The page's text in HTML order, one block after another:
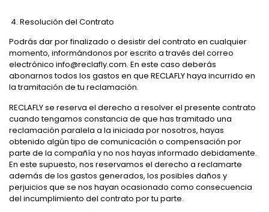
4. Resolución del Contrato
Podrás dar por finalizado o desistir del contrato en cualquier
momento, informándonos por escrito a través del correo
electrónico info@reclafly.com. En este caso deberás
abonarnos todos los gastos en que RECLAFLY haya incurrido en
la tramitación de tu reclamación.
RECLAFLY se reserva el derecho a resolver el presente contrato
cuando tengamos constancia de que has tramitado una
reclamación paralela a la iniciada por nosotros, hayas
obtenido algún tipo de comunicación o compensación por
parte de la compañía y no nos hayas informado debidamente.
En este supuesto, nos reservamos el derecho a reclamarte
además de los gastos generados, los posibles daños y
perjuicios que se nos hayan ocasionado como consecuencia
del incumplimiento del contrato por tu parte.